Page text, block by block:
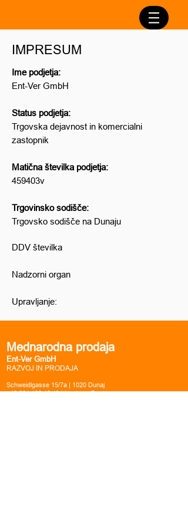
IMPRESUM
Ime podjetja:
Ent-Ver GmbH
Status podjetja:
Trgovska dejavnost in komercialni
zastopnik
Matična številka podjetja:
459403v
Trgovinsko sodišče:
Trgovsko sodišče na Dunaju
DDV številka
Nadzorni organ
Upravljanje:
Mednarodna prodaja
Ent-Ver GmbH
RAZVOJ IN PRODAJA
Schweidlgasse 15/7a | 1020 Dunaj
+43 664 122 49 13|j.tockner@ent-ver.com